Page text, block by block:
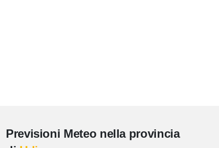
Previsioni Meteo nella provincia